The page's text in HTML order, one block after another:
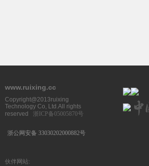
www.ruixing.cc
Copyright@2013ruixing
Technology Co, Ltd.All rights
reserved 浙ICP备05005870号
浙公网安备 33030202000882号
伙伴网站: